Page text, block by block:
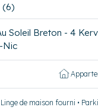
(6)
Soleil Breton - 4
Nic
de maison fourni •